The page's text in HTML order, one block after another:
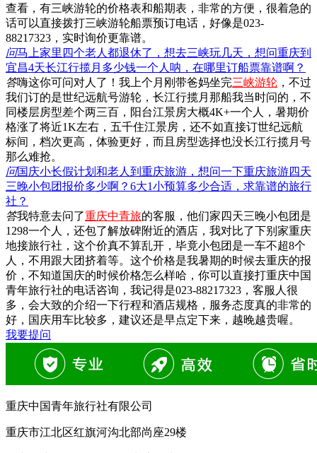
查看，有三峡游轮的价格表和船期表，非常的方便，很着急的
话可以直接拨打三峡游轮船票预订电话，好像是023-
88217323，实时询价更靠谱。
问马上家里四个老人都退休了，想去三峡玩几天，想问重庆到
宜昌4天长江行揽月多少钱一个人呐，在哪里订船票靠谱啊？
答嗨这你可问对人了！我上个月刚带爸妈坐完三峡游轮 ，不过
我们订的是世纪远航号游轮，长江行揽月那船我当时问的，不
同楼层房型差个两三百，阳台江景房大概4K+一个人，暑期价
格涨了将近1K左右，五千住江景房，还不如直接订世纪远航
标间，档次更高，体验更好，而且房型选择也没长江行揽月号
那么难抢。
问国庆小长假计划和老人到重庆旅游，想问一下重庆旅游四天
三晚小包团报价多少啊？6大1小预算多少合适，求靠谱的旅行
社？
答我特意去问了重庆中青旅的客服，他们家四天三晚小包团是
1298一个人，还包了解放碑附近的酒店，我对比了下别家重庆
地接旅行社，这个价真不算乱开，毕竟小包团是一车不超8个
人，不用跟大团挤着等。这个价格是我暑期的时候去重庆的报
价，不知道国庆的时候价格怎么样哈，你可以直接打重庆中国
青年旅行社的电话咨询，我记得是023-88217323，客服人很
多，会大致的介绍一下行程和酒店规格，服务态度真的非常的
好，国庆用车比较多，建议还是早点定下来，越晚越贵喔。
我要提问
重庆中国青年旅行社有限公司
重庆市江北区红旗河沟北部尚座29楼